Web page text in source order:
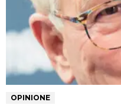
OPINIONE